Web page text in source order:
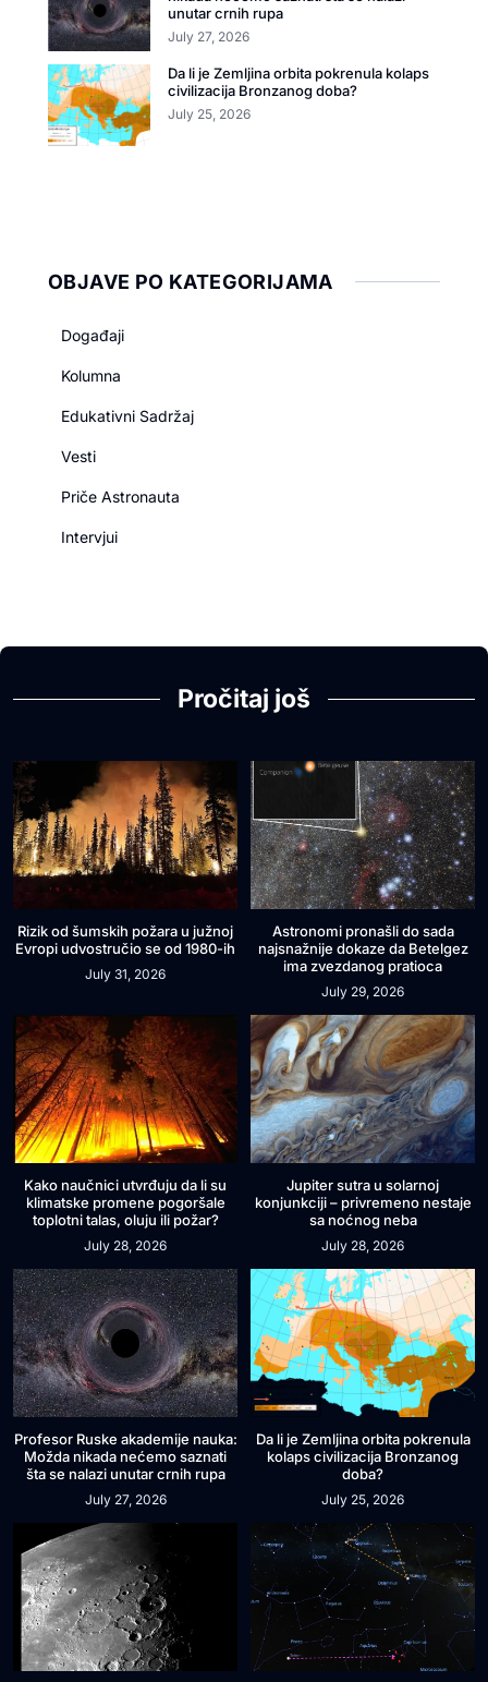
unutar crnih rupa
July 27, 2026
Da li je Zemljina orbita pokrenula kolaps
civilizacija Bronzanog doba?
July 25, 2026
OBJAVE PO KATEGORIJAMA
Događaji
Kolumna
Edukativni Sadržaj
Vesti
Priče Astronauta
Intervjui
Pročitaj još
Rizik od šumskih požara u južnoj
Evropi udvostručio se od 1980-ih
July 31, 2026
Astronomi pronašli do sada
najsnažnije dokaze da Betelgez
ima zvezdanog pratioca
July 29, 2026
Kako naučnici utvrđuju da li su
klimatske promene pogoršale
toplotni talas, oluju ili požar?
July 28, 2026
Jupiter sutra u solarnoj
konjunkciji – privremeno nestaje
sa noćnog neba
July 28, 2026
Profesor Ruske akademije nauka:
Možda nikada nećemo saznati
šta se nalazi unutar crnih rupa
July 27, 2026
Da li je Zemljina orbita pokrenula
kolaps civilizacija Bronzanog
doba?
July 25, 2026